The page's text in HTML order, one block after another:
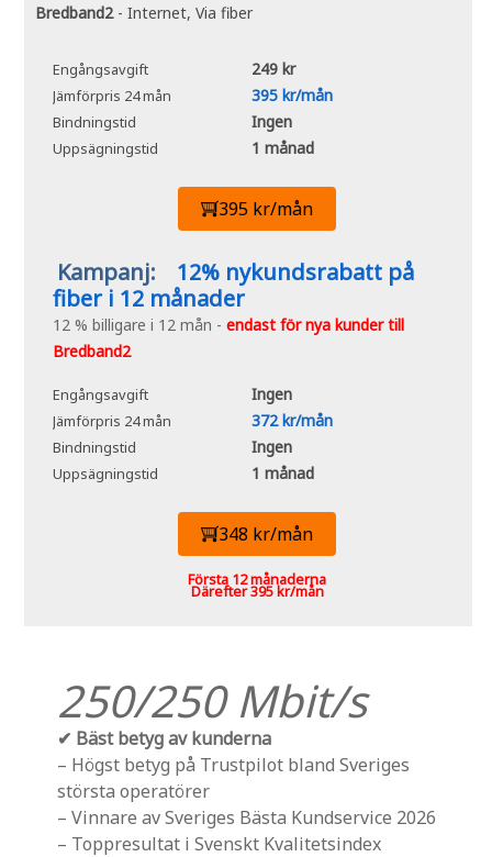
Bredband2- Internet, Via fiber
Engångsavgift 249 kr
Jämförpris 24 mån 395 kr/mån
Bindningstid Ingen
Uppsägningstid 1 månad
395 kr/mån
Kampanj:
12% nykundsrabatt på
fiber i 12 månader
12 % billigare i 12 mån - endast för nya kunder till
Bredband2
Engångsavgift Ingen
Jämförpris 24 mån 372 kr/mån
Bindningstid Ingen
Uppsägningstid 1 månad
348 kr/mån
Första 12 månaderna
Därefter 395 kr/mån
250/250 Mbit/s
✔ Bäst betyg av kunderna
– Högst betyg på Trustpilot bland Sveriges
största operatörer
– Vinnare av Sveriges Bästa Kundservice 2026
– Toppresultat i Svenskt Kvalitetsindex